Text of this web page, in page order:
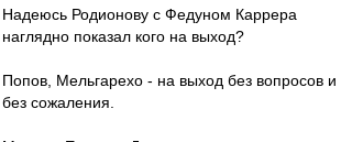
Надеюсь Родионову с Федуном Каррера
наглядно показал кого на выход?
Попов, Мельгарехо - на выход без вопросов и
без сожаления.